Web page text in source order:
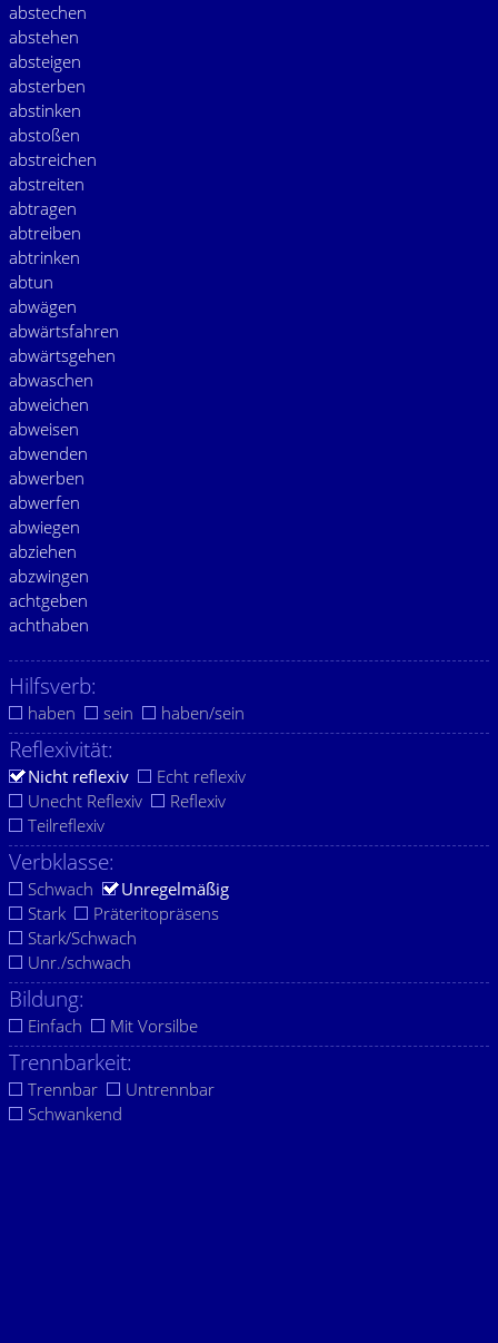
abstechen
abstehen
absteigen
absterben
abstinken
abstoßen
abstreichen
abstreiten
abtragen
abtreiben
abtrinken
abtun
abwägen
abwärtsfahren
abwärtsgehen
abwaschen
abweichen
abweisen
abwenden
abwerben
abwerfen
abwiegen
abziehen
abzwingen
achtgeben
achthaben
Hilfsverb:
haben sein haben/sein
Reflexivität:
Nicht reflexiv
Echt reflexiv
Unecht Reflexiv
Reflexiv
Teilreflexiv
Verbklasse:
Schwach
Unregelmäßig
Stark
Präteritopräsens
Stark/Schwach
Unr./schwach
Bildung:
Einfach Mit Vorsilbe
Trennbarkeit:
Trennbar
Untrennbar
Schwankend